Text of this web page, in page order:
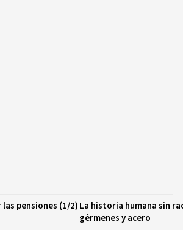
pensiones (1/2)La historia humana sin
gérmenes y acero